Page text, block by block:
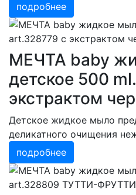
подробнее
МЕЧТА baby
детское 500
экстрактом
Детское жидкое мыло
деликатного очищения
подробнее